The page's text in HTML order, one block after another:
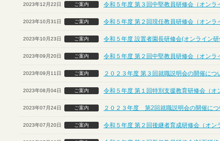
2023年12月22日 ご案内 令和５年度 第３回中堅教員研修会（オンラ
2023年10月31日 ご案内 令和５年度 第２回現任教員研修会（オンラ
2023年10月23日 ご案内 令和５年度 設置者園長研修会(オンライン
2023年09月20日 ご案内 令和５年度 第２回中堅教員研修会（オンラ
2023年09月11日 ご案内 ２０２３年度 第３回就職説明会の開催につ
2023年08月04日 ご案内 令和５年度 第１回特別支援教育研修会（オ
2023年07月24日 ご案内 ２０２３年度 第2回就職説明会の開催に
2023年07月20日 ご案内 令和５年度 第２回後継者育成研修会（オン